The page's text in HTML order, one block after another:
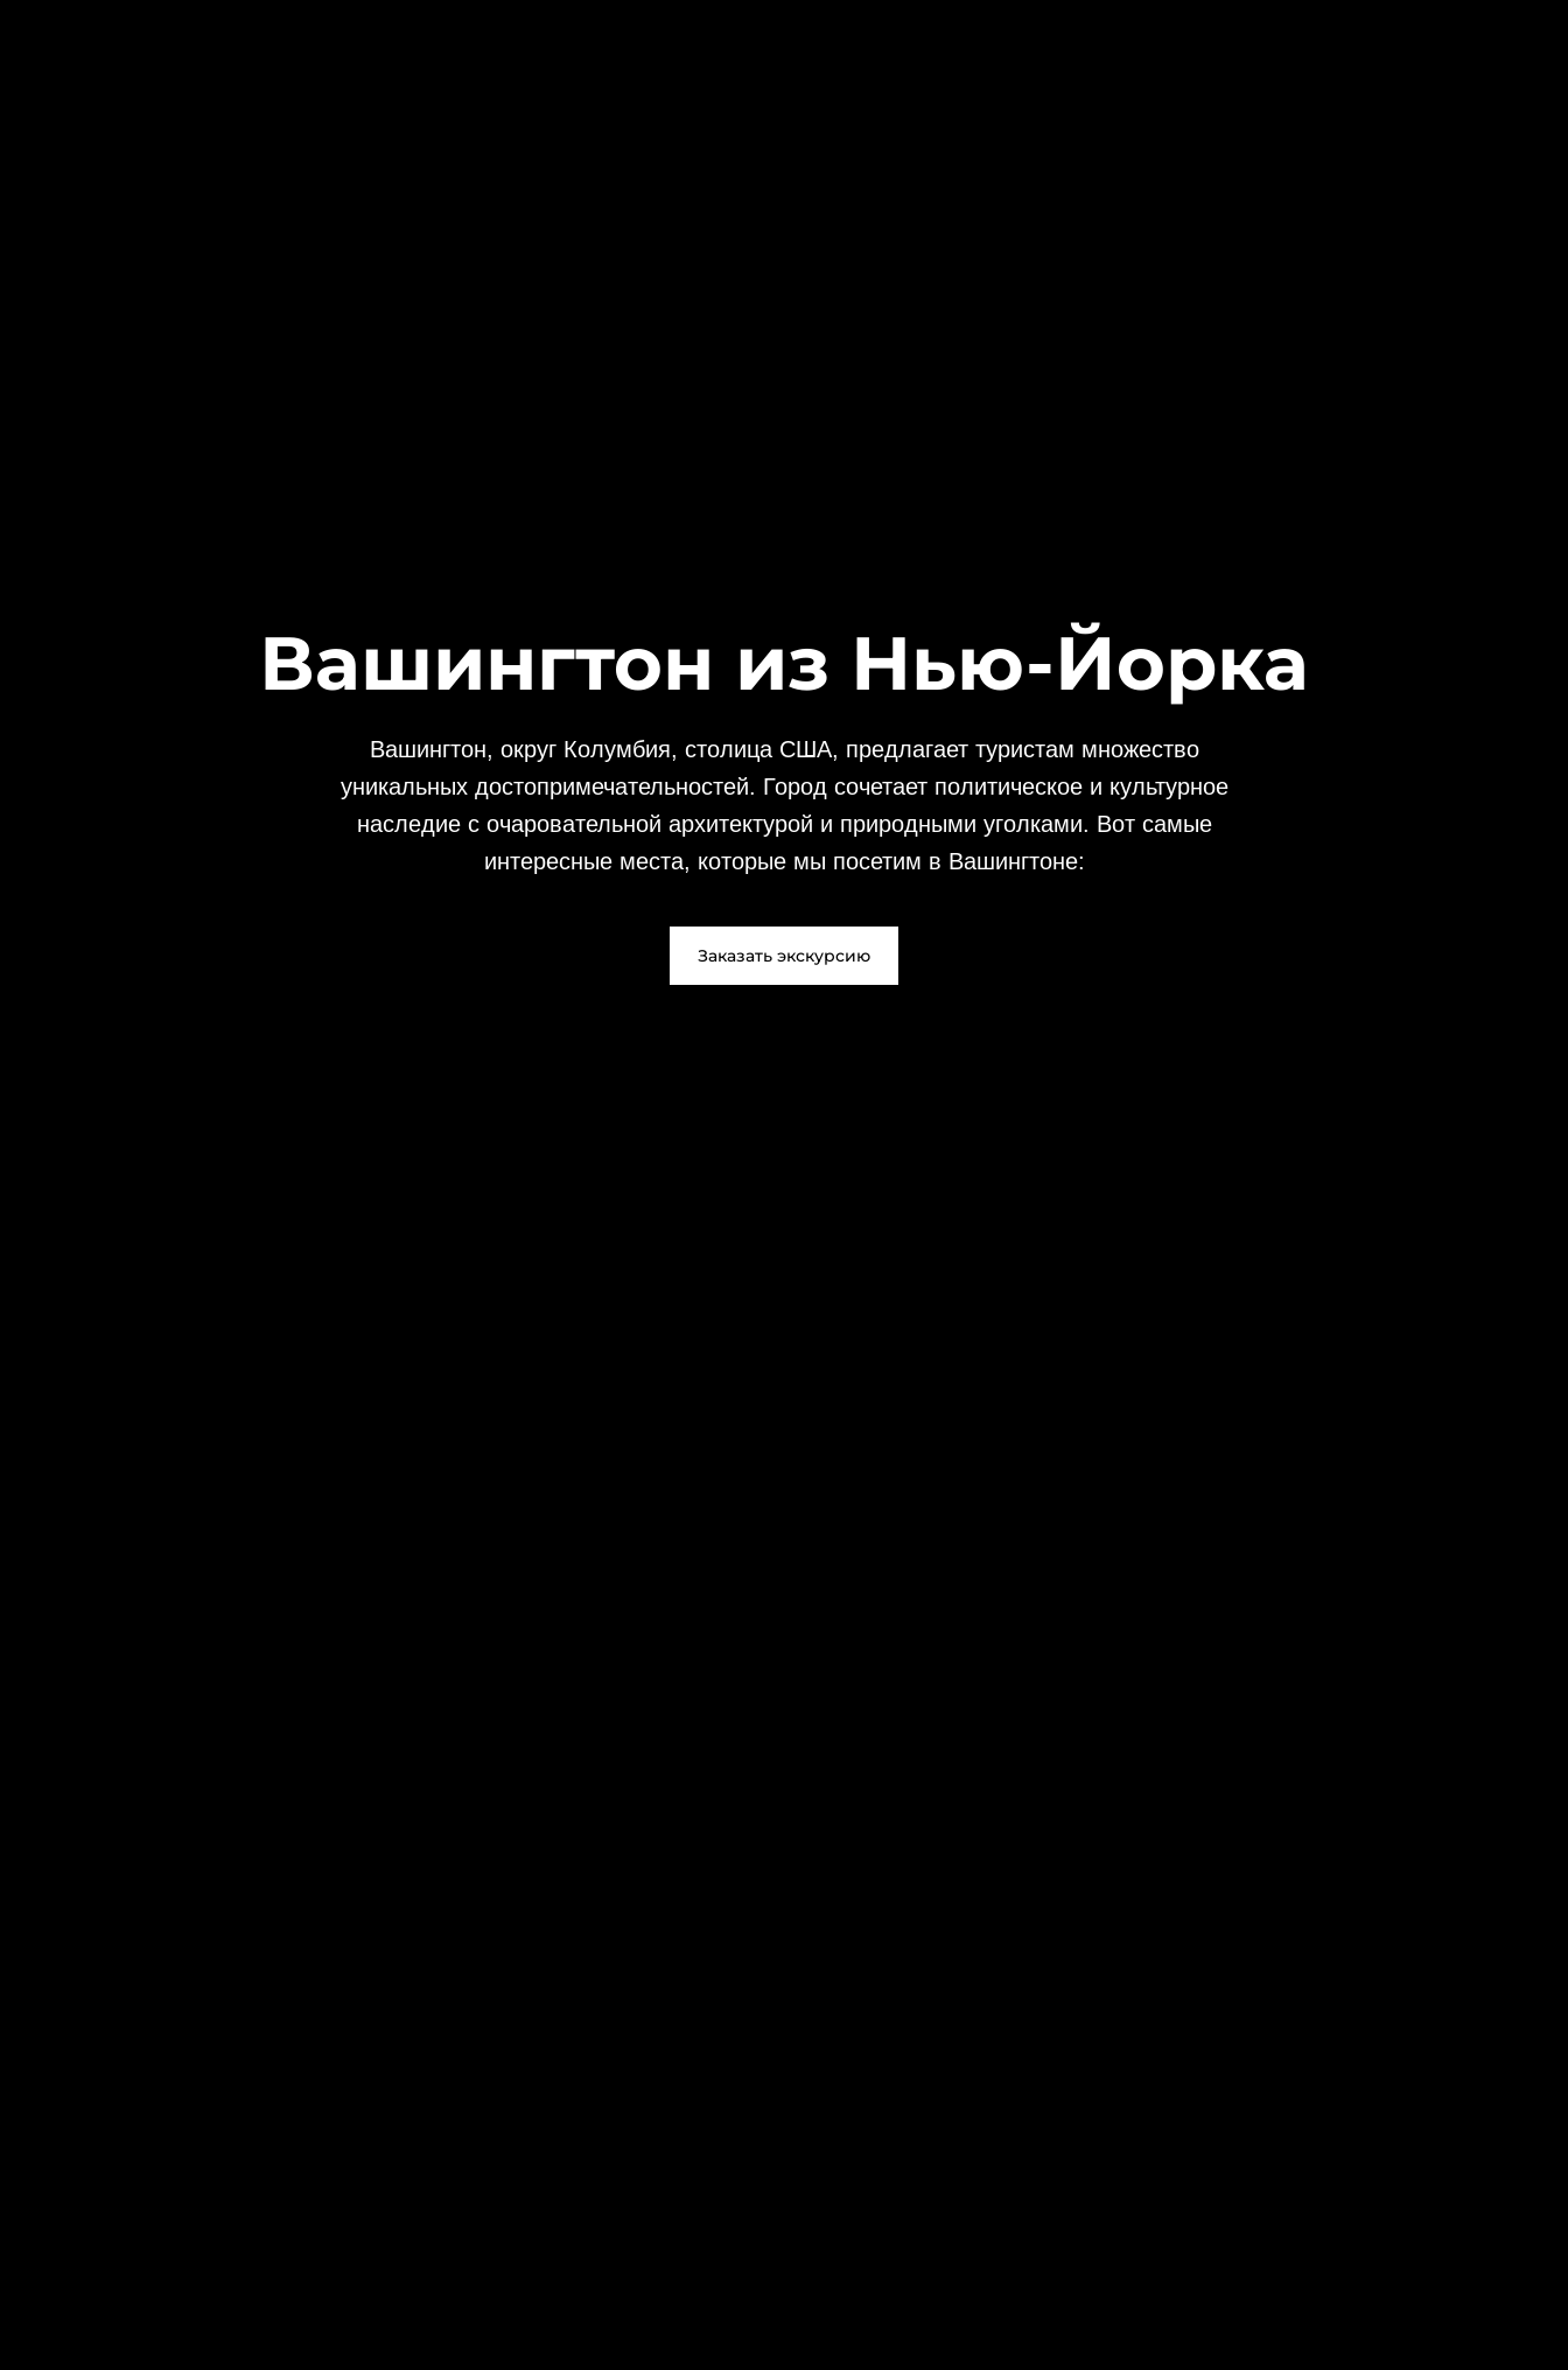
Вашингтон из Нью-Йорка
Вашингтон, округ Колумбия, столица США, предлагает туристам множество
уникальных достопримечательностей. Город сочетает политическое и культурное
наследие с очаровательной архитектурой и природными уголками. Вот самые
интересные места, которые мы посетим в Вашингтоне:
Заказать экскурсию